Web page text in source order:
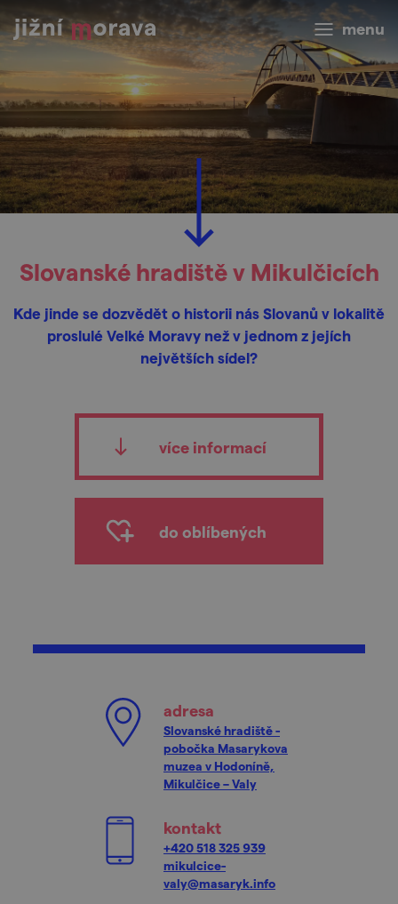
menu
Slovanské hradiště v Mikulčicích
Kde jinde se dozvědět o historii nás Slovanů v lokalitě
proslulé Velké Moravy než v jednom z jejích
největších sídel?
více informací
do oblíbených
adresa
Slovanské hradiště -
pobočka Masarykova
muzea v Hodoníně,
Mikulčice – Valy
kontakt
+420 518 325 939
mikulcice-
valy@masaryk.info